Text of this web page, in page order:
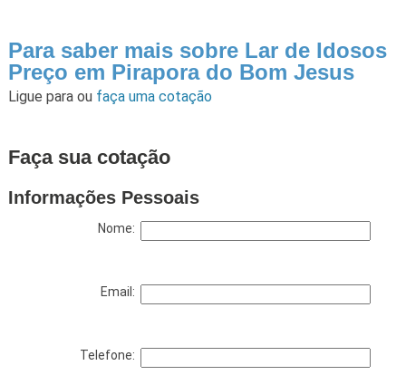
Para saber mais sobre Lar de Idosos
Preço em Pirapora do Bom Jesus
Ligue para ou faça uma cotação
Faça sua cotação
Informações Pessoais
Nome:
Email:
Telefone: